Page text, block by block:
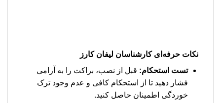
نکات حرفه‌ای کارشناسان لیفان کارز
تست استحکام: قبل از نصب، براکت را به آرامی
فشار دهید تا از استحکام کافی و عدم وجود ترک
خوردگی اطمینان حاصل کنید.